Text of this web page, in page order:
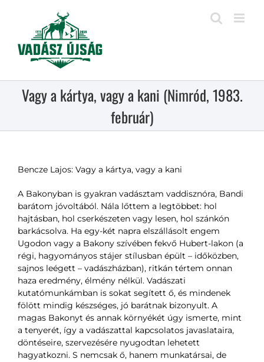
Vagy a kártya, vagy a kani (Nimród, 1983.
február)
Bencze Lajos: Vagy a kártya, vagy a kani
A Bakonyban is gyakran vadásztam vaddisznóra, Bandi
barátom jóvoltából. Nála lőttem a legtöbbet: hol
hajtásban, hol cserkészeten vagy lesen, hol szánkón
barkácsolva. Ha egy-két napra elszállásolt engem
Ugodon vagy a Bakony szívében fekvő Hubert-lakon (a
régi, hagyományos stájer stílusban épült – időközben,
sajnos leégett – vadászházban), ritkán tértem onnan
haza eredmény, élmény nélkül. Vadászati
kutatómunkámban is sokat segített ő, és mindenek
fölött mindig készséges, jó barátnak bizonyult. A
magas Bakonyt és annak környékét úgy ismerte, mint
a tenyerét, így a vadászattal kapcsolatos javaslataira,
döntéseire, szervezésére nyugodtan lehetett
hagyatkozni. S nemcsak ő, hanem munkatársai, de